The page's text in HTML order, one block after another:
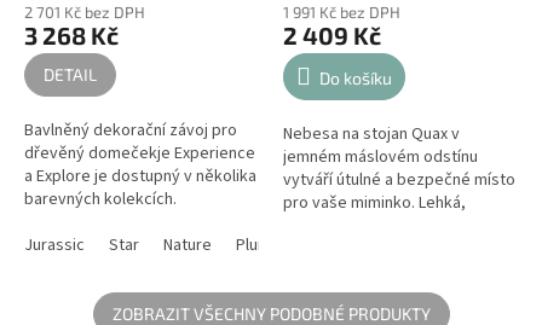
2 701 Kč bez DPH
3 268 Kč
DETAIL
Bavlněný dekorační závoj pro
dřevěný domečekje Experience
a Explore je dostupný v několika
barevných kolekcích.
Jurassic
Star Nature Plumeti rose
1 991 Kč bez DPH
2 409 Kč
Do košíku
Nebesa na stojan Quax v
jemném máslovém odstínu
vytváří útulné a bezpečné místo
pro vaše miminko. Lehká,
ZOBRAZIT VŠECHNY PODOBNÉ PRODUKTY